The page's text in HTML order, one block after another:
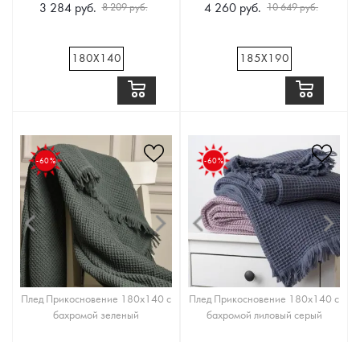
3 284 руб. 8 209 руб.
180Х140
4 260 руб. 10 649 руб.
185Х190
-60%
Плед Прикосновение 180x140 с
бахромой зеленый
-60%
Плед Прикосновение 180x140 с
бахромой лиловый серый